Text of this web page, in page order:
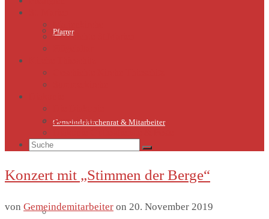
Pfarrer
Gemeindekirchenrat & Mitarbeiter
Gemeindeleben
Geschichte St.Marien
Sternsinger
Suche
Konzert mit „Stimmen der Berge“
von Gemeindemitarbeiter on 20. November 2019